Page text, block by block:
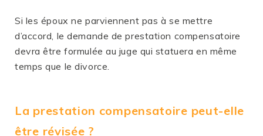
Si les époux ne parviennent pas à se mettre
d’accord, le demande de prestation compensatoire
devra être formulée au juge qui statuera en même
temps que le divorce.
La prestation compensatoire peut-elle
être révisée ?